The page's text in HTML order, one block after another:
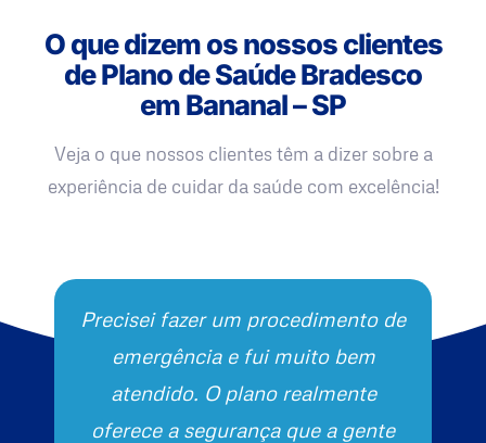
O que dizem os nossos clientes
de Plano de Saúde Bradesco
em Bananal – SP
Veja o que nossos clientes têm a dizer sobre a
experiência de cuidar da saúde com excelência!
Precisei fazer um procedimento de
emergência e fui muito bem
atendido. O plano realmente
oferece a segurança que a gente